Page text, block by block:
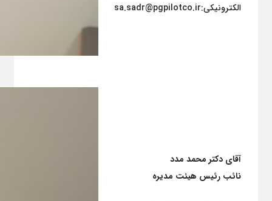
الکترونیکی:sa.sadr@pgpilotco.ir
آقای دکتر محمد مدد
نائب رئیس هیئت مدیره